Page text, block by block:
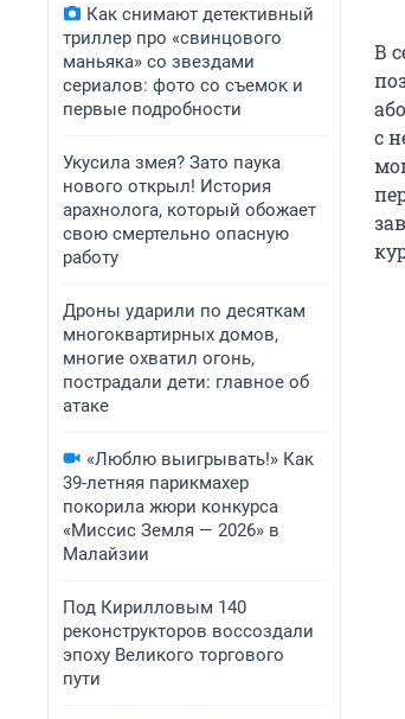
Как снимают детективный
триллер про «свинцового
маньяка» со звездами
сериалов: фото со съемок и
первые подробности
Укусила змея? Зато паука
нового открыл! История
арахнолога, который обожает
свою смертельно опасную
работу
Дроны ударили по десяткам
многоквартирных домов,
многие охватил огонь,
пострадали дети: главное об
атаке
«Люблю выигрывать!» Как
39-летняя парикмахер
покорила жюри конкурса
«Миссис Земля — 2026» в
Малайзии
Под Кирилловым 140
реконструкторов воссоздали
эпоху Великого торгового
пути
В
с